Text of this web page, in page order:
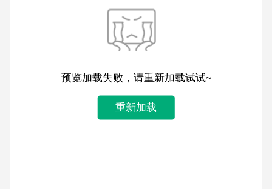
预览加载失败，请重新加载试试~
重新加载